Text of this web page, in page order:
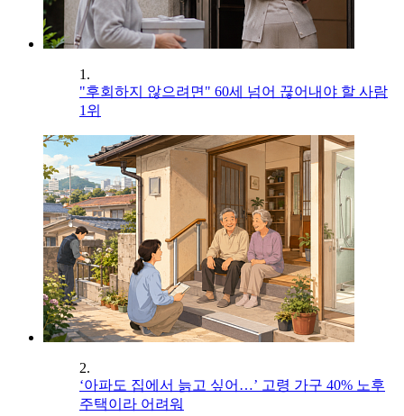
1.
"후회하지 않으려면" 60세 넘어 끊어내야 할 사람
1위
2.
‘아파도 집에서 늙고 싶어…’ 고령 가구 40% 노후
주택이라 어려워